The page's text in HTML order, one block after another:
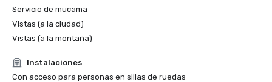
Servicio de mucama
Vistas (a la ciudad)
Vistas (a la montaña)
Instalaciones
Con acceso para personas en sillas de ruedas